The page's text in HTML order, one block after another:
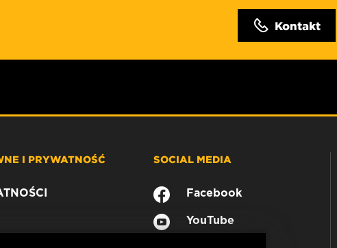
Kontakt
I PRYWATNOŚĆ SOCIAL MEDIA
Facebook
YouTube